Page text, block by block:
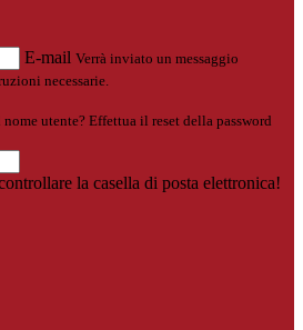
E-mail Verrà inviato un messaggio
necessarie.
utente? Effettua il reset della password
la casella di posta elettronica!